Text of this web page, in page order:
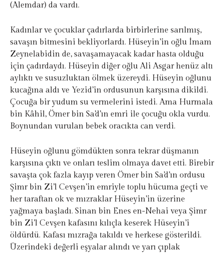
(Alemdar) da vardı.
Kadınlar ve çocuklar çadırlarda birbirlerine sarılmış,
savaşın bitmesini bekliyorlardı. Hüseyin’in oğlu İmam
Zeynelabidin de, savaşamayacak kadar hasta olduğu
için çadırdaydı. Hüseyin diğer oğlu Ali Asgar henüz altı
aylıktı ve susuzluktan ölmek üzereydi. Hüseyin oğlunu
kucağına aldı ve Yezid’in ordusunun karşısına dikildi.
Çocuğa bir yudum su vermelerini istedi. Ama Hurmala
bin Kâhil, Ömer bin Sa’d’ın emri ile çocuğu okla vurdu.
Boynundan vurulan bebek oracıkta can verdi.
Hüseyin oğlunu gömdükten sonra tekrar düşmanın
karşısına çıktı ve onları teslim olmaya davet etti. Birebir
savaşta çok fazla kayıp veren Ömer bin Sa’d’ın ordusu
Şimr bin Zi’l Cevşen’in emriyle toplu hücuma geçti ve
her taraftan ok ve mızraklar Hüseyin’in üzerine
yağmaya başladı. Sinan bin Enes en-Nehai veya Şimr
bin Zi’l Cevşen kafasını kılıçla keserek Hüseyin’i
öldürdü. Kafası mızrağa takıldı ve herkese gösterildi.
Üzerindeki değerli eşyalar alındı ve yarı çıplak